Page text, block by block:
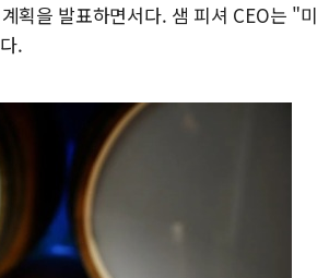
획을 발표하면서다. 샘 피셔 CEO는 "미
.